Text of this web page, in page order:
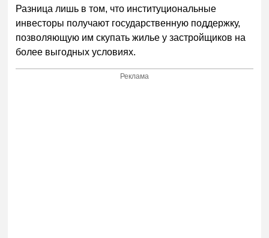
Разница лишь в том, что институциональные
инвесторы получают государственную поддержку,
позволяющую им скупать жилье у застройщиков на
более выгодных условиях.
Реклама